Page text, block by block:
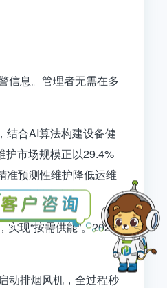
信息。管理者无需在多
结合AI算法构建设备健
护市场规模正以29.4%
预测性维护降低运维
现“按需供能”。2026
动排烟风机，全过程秒